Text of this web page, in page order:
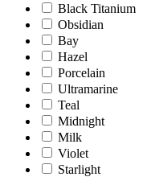
Black Titanium
Obsidian
Bay
Hazel
Porcelain
Ultramarine
Teal
Midnight
Milk
Violet
Starlight